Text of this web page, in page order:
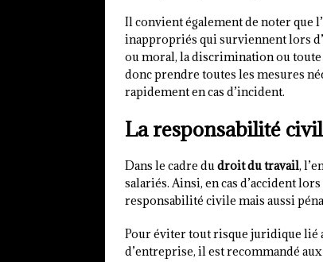
Il convient également de noter que l’
inappropriés qui surviennent lors
ou moral, la discrimination ou
donc prendre toutes les mesures
rapidement en cas d’incident.
La responsabilité
Dans le cadre dudroit du travail,
salariés. Ainsi, en cas d’accident
responsabilité civile mais aussi
Pour éviter tout risque juridique lié
d’entreprise, il est recommandé